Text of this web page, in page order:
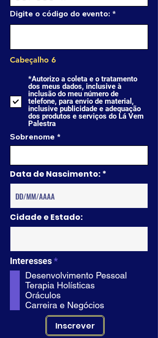
Digite o código do evento:
Cabeçalho 6
*Autorizo a coleta e o tratamento
dos meus dados, inclusive à
inclusão do meu número de
telefone, para envio de material,
inclusive publicidade e adequação
dos produtos e serviços do Lá Vem
Palestra
Sobrenome
Data de Nascimento:
Cidade e Estado:
Interesses*O
l
i
g
a
t
o
i
Desenvolvimento Pessoal
Terapia Holísticas
Oráculos
Carreira e Negócios
Inscrever